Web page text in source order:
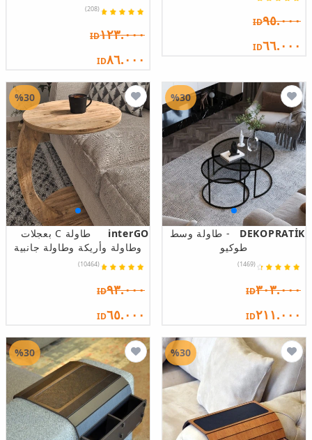
ID٩٥.٠٠٠
ID٦٦.٠٠٠
(208)
ID١٢٣.٠٠٠
ID٨٦.٠٠٠
DEKOPRATİK
- طاولة وسط
طوكيو
(1469)
ID٣٠٣.٠٠٠
ID٢١١.٠٠٠
%30
interGO
طاولة C بعجلات
وطاولة وأريكة وطاولة جانبية
(10464)
ID٩٣.٠٠٠
ID٦٥.٠٠٠
%30
%30
%30